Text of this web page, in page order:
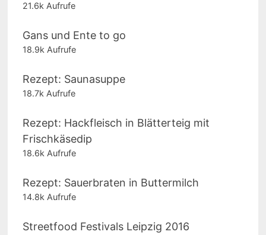
21.6k Aufrufe
Gans und Ente to go
18.9k Aufrufe
Rezept: Saunasuppe
18.7k Aufrufe
Rezept: Hackfleisch in Blätterteig mit
Frischkäsedip
18.6k Aufrufe
Rezept: Sauerbraten in Buttermilch
14.8k Aufrufe
Streetfood Festivals Leipzig 2016